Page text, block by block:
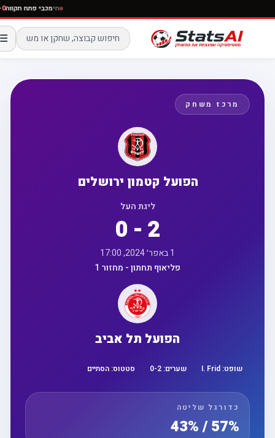
חימכבי פתח
☰
מרכז משחק
הפועל קטמון ירושלים
ליגת העל
0 - 2
פליאוף תחתון - מחזור 1
הפועל תל אביב
שופט:I. Frid שערים: 0 -2 סטטוס:הסתיים
כדורגל שליטה
57% / 43%